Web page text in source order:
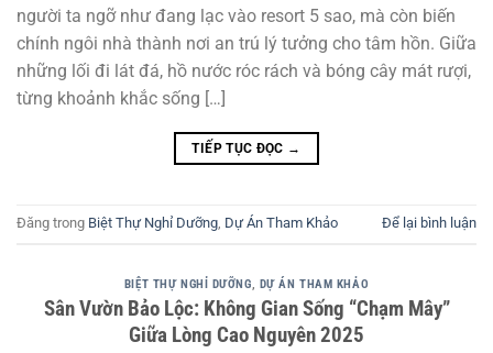
người ta ngỡ như đang lạc vào resort 5 sao, mà còn biến
chính ngôi nhà thành nơi an trú lý tưởng cho tâm hồn. Giữa
những lối đi lát đá, hồ nước róc rách và bóng cây mát rượi,
từng khoảnh khắc sống […]
TIẾP TỤC ĐỌC →
Đăng trong Biệt Thự Nghỉ Dưỡng, Dự Án Tham Khảo Để lại bình luận
BIỆT THỰ NGHỈ DƯỠNG, DỰ ÁN THAM KHẢO
Sân Vườn Bảo Lộc: Không Gian Sống “Chạm Mây”
Giữa Lòng Cao Nguyên 2025